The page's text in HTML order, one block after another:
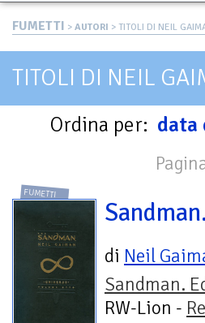
FUMETTI > AUTORI > TITOLI DI NEIL
TITOLI DI NEIL
Ordina per: data
FUMETTI
di Neil
Sandman.
RW-Lion -